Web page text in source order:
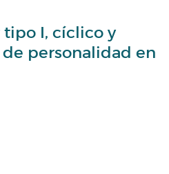
I, cíclico y
personalidad en